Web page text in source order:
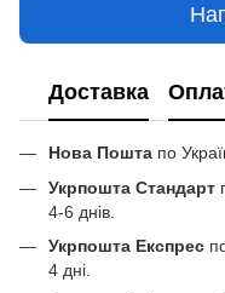
Доставка
Нова Пошта по
Укрпошта Стандарт
4-6 днів.
Укрпошта Експрес
4 дні.